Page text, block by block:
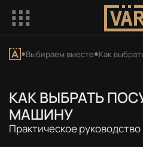
Выбираем вместе Как
КАК ВЫБРАТЬ
МАШИНУ
Практическое руководство